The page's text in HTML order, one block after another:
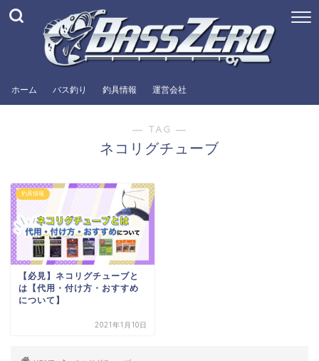
ホーム バス釣り 釣具情報 運営会社
― TAG ―
ネコリグチューブ
釣具情報
【必見】ネコリグチューブと
は【代用・付け方・おすすめ
について】
2021年1月10日